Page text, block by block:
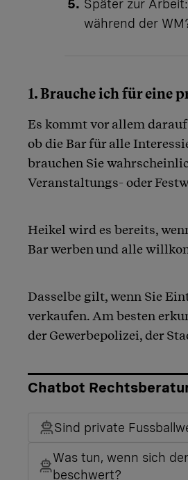
Später zur
während der
1. Brauche ich für eine
Es kommt vor allem
ob die Bar für alle
brauchen Sie
Veranstaltungs- oder
Heikel wird es bereits,
Bar werben und alle
Dasselbe gilt, wenn Sie
verkaufen. Am besten
der Gewerbepolizei, der
Chatbot
Sind private
Was tun, wenn sich
beschwert?